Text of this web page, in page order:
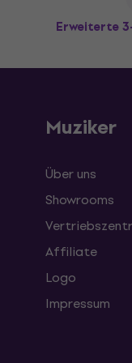
Erweiterte
Muziker
Über uns
Showrooms
Affiliate
Logo
Impressum